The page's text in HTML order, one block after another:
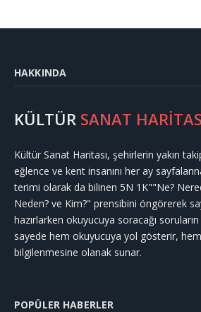
HAKKINDA
KÜLTÜR SANAT
Kültür Sanat Haritası, şehirlerin yakın
eğlence ve kent insanını her ay
terimi olarak da bilinen 5N 1K""Ne?
Neden? ve Kim?" prensibini öngörerek
hazırlarken okuyucuya soracağı soruların
sayede hem okuyucuya yol gösterir,
bilgilenmesine olanak sunar.
POPÜLER HABERLER